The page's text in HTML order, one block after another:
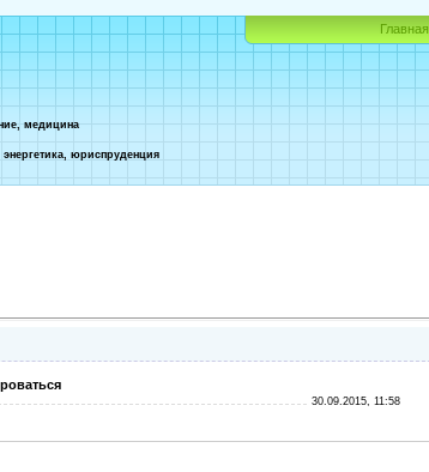
медицина
юриспруденция
Главная
30.09.2015, 11:58